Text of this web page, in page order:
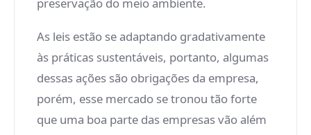
As leis estão se adaptando gradativamente
às práticas sustentáveis, portanto, algumas
dessas ações são obrigações da empresa,
porém, esse mercado se tronou tão forte
que uma boa parte das empresas vão além